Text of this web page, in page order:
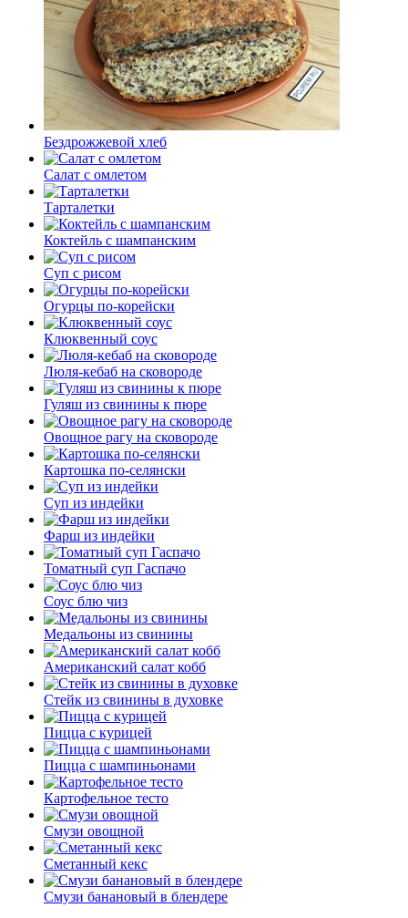
Бездрожжевой хлеб
Салат с омлетом
Тарталетки
Коктейль с шампанским
Суп с рисом
Огурцы по-корейски
Клюквенный соус
Люля-кебаб на сковороде
Гуляш из свинины к пюре
Овощное рагу на сковороде
Картошка по-селянски
Суп из индейки
Фарш из индейки
Томатный суп Гаспачо
Соус блю чиз
Медальоны из свинины
Американский салат кобб
Стейк из свинины в духовке
Пицца с курицей
Пицца с шампиньонами
Картофельное тесто
Смузи овощной
Сметанный кекс
Смузи банановый в блендере